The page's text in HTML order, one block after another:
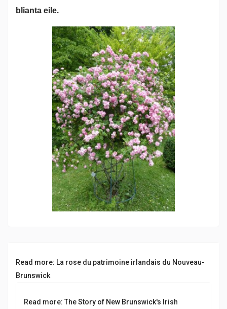
blianta eile.
Read more: La rose du patrimoine irlandais du Nouveau-
Brunswick
Read more: The Story of New Brunswick's Irish